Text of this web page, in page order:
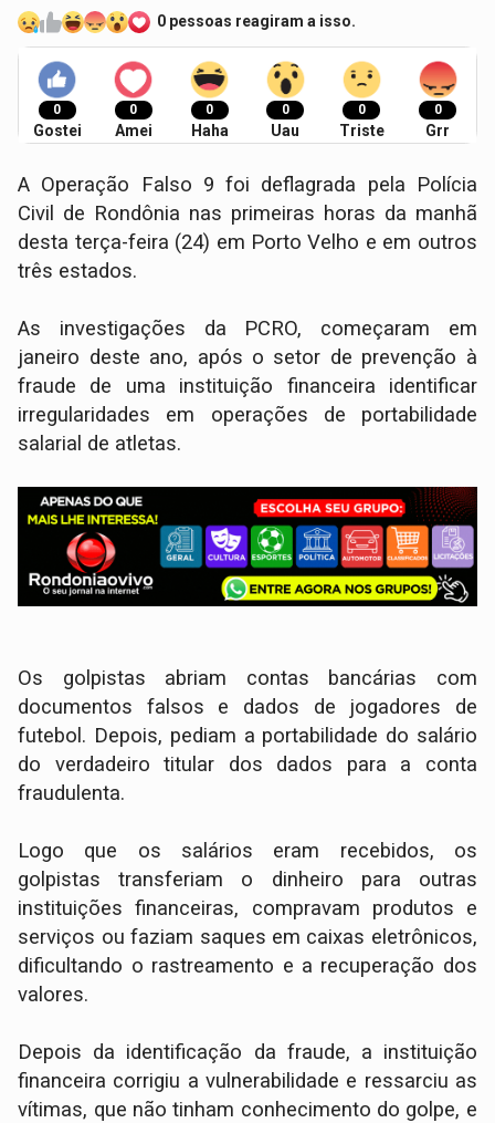
0 pessoas reagiram a isso.
0
Gostei
0
Amei
0
Haha
0
Uau
0
Triste
0
Grr
A Operação Falso 9 foi deflagrada pela Polícia
Civil de Rondônia nas primeiras horas da manhã
desta terça-feira (24) em Porto Velho e em outros
três estados.
As investigações da PCRO, começaram em
janeiro deste ano, após o setor de prevenção à
fraude de uma instituição financeira identificar
irregularidades em operações de portabilidade
salarial de atletas.
Os golpistas abriam contas bancárias com
documentos falsos e dados de jogadores de
futebol. Depois, pediam a portabilidade do salário
do verdadeiro titular dos dados para a conta
fraudulenta.
Logo que os salários eram recebidos, os
golpistas transferiam o dinheiro para outras
instituições financeiras, compravam produtos e
serviços ou faziam saques em caixas eletrônicos,
dificultando o rastreamento e a recuperação dos
valores.
Depois da identificação da fraude, a instituição
financeira corrigiu a vulnerabilidade e ressarciu as
vítimas, que não tinham conhecimento do golpe, e